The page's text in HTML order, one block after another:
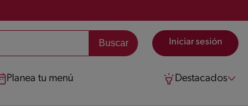
Iniciar sesión
Planea tu menú Destacados